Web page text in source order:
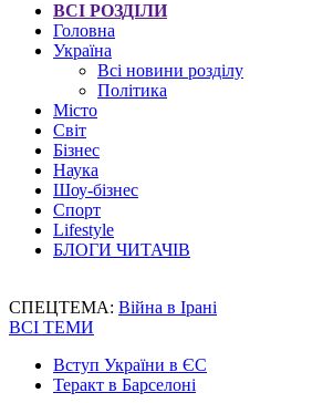
ВСІ РОЗДІЛИ
Головна
Україна
Всі новини розділу
Політика
Місто
Світ
Бізнес
Наука
Шоу-бізнес
Спорт
Lifestyle
БЛОГИ ЧИТАЧІВ
СПЕЦТЕМА: Війна в Ірані
ВСІ ТЕМИ
Вступ України в ЄС
Теракт в Барселоні